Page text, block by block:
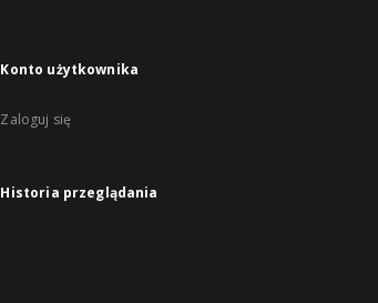
Konto użytkownika
Zaloguj się
Historia przeglądania